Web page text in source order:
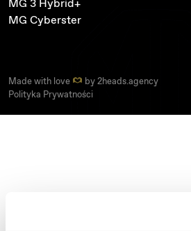
MG Cyberster
Made with love by2heads.agency
Polityka Prywatności